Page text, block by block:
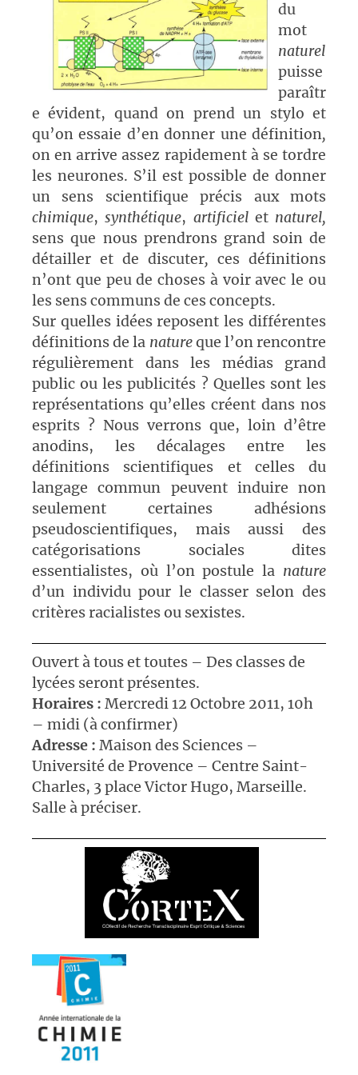
du
mot
naturel
puisse
paraîtr
e évident, quand on prend un stylo et
qu’on essaie d’en donner une définition,
on en arrive assez rapidement à se tordre
les neurones. S’il est possible de donner
un sens scientifique précis aux mots
chimique,synthétique, artificiel et naturel,
sens que nous prendrons grand soin de
détailler et de discuter, ces définitions
n’ont que peu de choses à voir avec le ou
les sens communs de ces concepts.
Sur quelles idées reposent les différentes
définitions de la natureque l’on rencontre
régulièrement dans les médias grand
public ou les publicités ? Quelles sont les
représentations qu’elles créent dans nos
esprits ? Nous verrons que, loin d’être
anodins, les décalages entre les
définitions scientifiques et celles du
langage commun peuvent induire non
seulement certaines adhésions
pseudoscientifiques, mais aussi des
catégorisations sociales dites
essentialistes, où l’on postule la nature
d’un individu pour le classer selon des
critères racialistes ou sexistes.
Ouvert à tous et toutes – Des classes de
lycées seront présentes.
Horaires : Mercredi 12 Octobre 2011, 10h
– midi (à confirmer)
Adresse : Maison des Sciences –
Université de Provence – Centre Saint-
Charles, 3 place Victor Hugo, Marseille.
Salle à préciser.